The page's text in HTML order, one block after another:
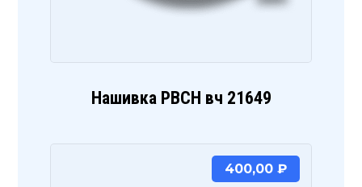
Нашивка РВСН вч 21649
400,00 ₽